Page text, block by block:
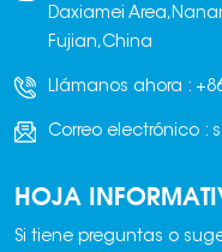
Daxiamei
Fujian,China
Llámanos ahora :
Correo electrónico :
HOJA
Si tiene preguntas o